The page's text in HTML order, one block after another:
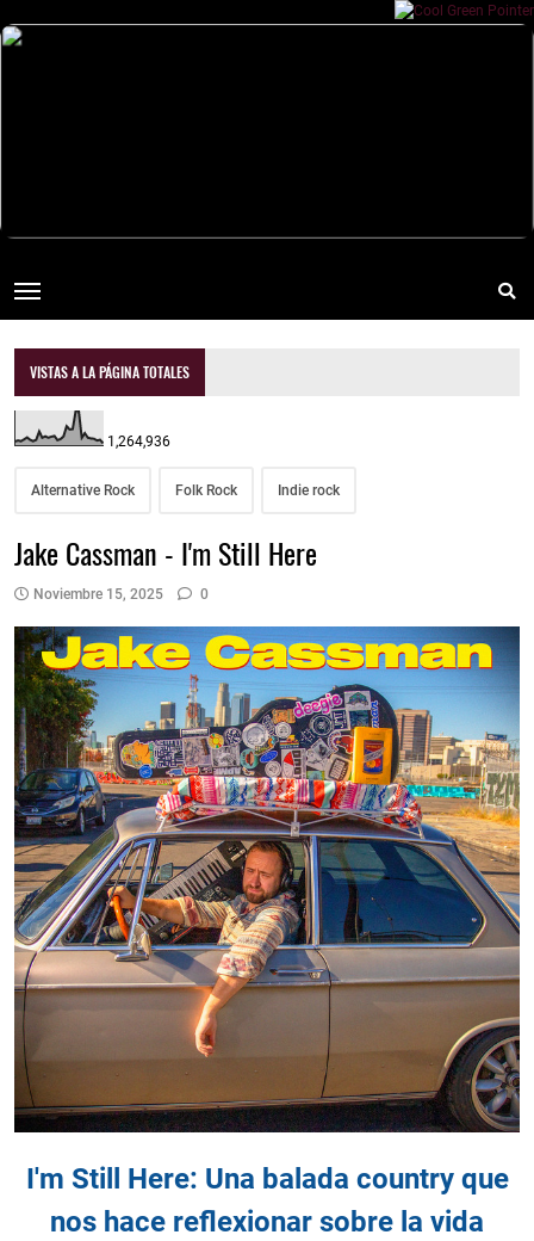
VISTAS A LA PÁGINA TOTALES
1,264,936
Alternative Rock Folk Rock Indie rock
Jake Cassman - I'm Still Here
Noviembre 15, 2025 0
I'm Still Here: Una balada country que
nos hace reflexionar sobre la vida